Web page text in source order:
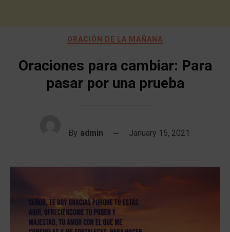
ORACIÓN DE LA MAÑANA
Oraciones para cambiar: Para
pasar por una prueba
By admin January 15, 2021